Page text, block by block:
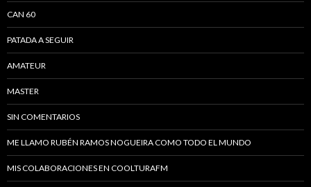
CAN 60
PATADA A SEGUIR
AMATEUR
MASTER
SIN COMENTARIOS
ME LLAMO RUBÉN RAMOS NOGUEIRA COMO TODO EL MUNDO
MIS COLABORACIONES EN COOLTURAFM